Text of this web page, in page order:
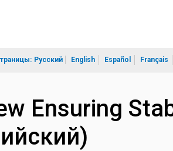
Русский English Español Français
Ensuring